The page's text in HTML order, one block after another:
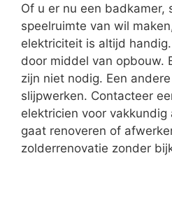
Of u er nu een badkamer,
speelruimte van wil
elektriciteit is altijd
door middel van opbouw.
zijn niet nodig. Een
slijpwerken. Contacteer
elektricien voor vakkundig
gaat renoveren of
zolderrenovatie zonder